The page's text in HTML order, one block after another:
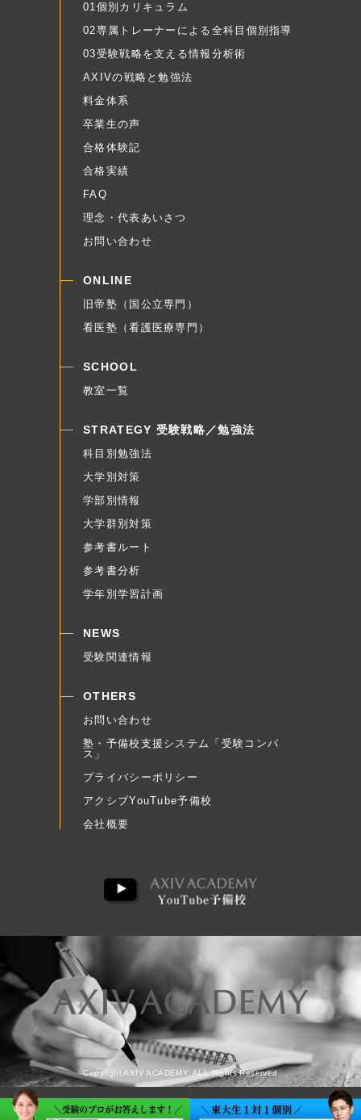
01個別カリキュラム
02専属トレーナーによる全科目個別指導
03受験戦略を支える情報分析術
AXIVの戦略と勉強法
料金体系
卒業生の声
合格体験記
合格実績
FAQ
理念・代表あいさつ
お問い合わせ
ONLINE
旧帝塾（国公立専門）
看医塾（看護医療専門）
SCHOOL
教室一覧
STRATEGY 受験戦略／勉強法
科目別勉強法
大学別対策
学部別情報
大学群別対策
参考書ルート
参考書分析
学年別学習計画
NEWS
受験関連情報
OTHERS
お問い合わせ
塾・予備校支援システム「受験コンパ
ス」
プライバシーポリシー
アクシブYouTube予備校
会社概要
Copyright AXIV ACADEMY. ALL Rights Reserved